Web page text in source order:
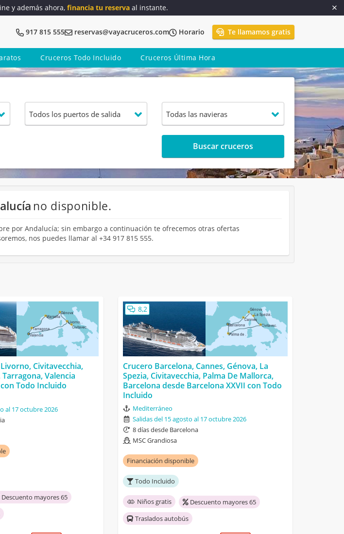
y además ahora, financia tu reserva al instante.
917 815 555 reservas@vayacruceros.com Horario Te llamamos gratis
Cruceros Todo Incluido Cruceros Última Hora
Buscar cruceros
no disponible.
por Andalucía; sin embargo a continuación te ofrecemos otras ofertas
nos puedes llamar al +34 917 815 555.
Civitavecchia,
Valencia
Todo Incluido
al 17 octubre 2026
Descuento mayores 65
8,2
Crucero Barcelona, Cannes, Génova, La
Spezia, Civitavecchia, Palma De Mallorca,
Barcelona desde Barcelona XXVII con Todo
Incluido
Mediterráneo
Salidas del 15 agosto al 17 octubre 2026
8 días desde Barcelona
MSC Grandiosa
Financiación disponible
Todo Incluido
Niños gratis
Descuento mayores 65
Traslados autobús